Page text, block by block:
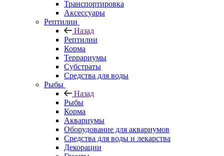
Транспортировка
Аксессуары
Рептилии
Назад
Рептилии
Корма
Террариумы
Субстраты
Средства для воды
Рыбы
Назад
Рыбы
Корма
Аквариумы
Оборудование для аквариумов
Средства для воды и лекарства
Декорации